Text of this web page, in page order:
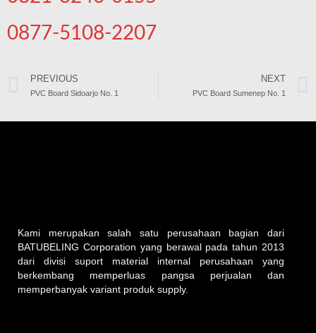
0877-5108-2207
PREVIOUS
PVC Board Sidoarjo No. 1
NEXT
PVC Board Sumenep No. 1
Kami merupakan salah satu perusahaan bagian dari
BATUBELING Corporation yang berawal pada tahun 2013
dari divisi suport material internal perusahaan yang
berkembang memperluas pangsa perjualan dan
memperbanyak variant produk supply.